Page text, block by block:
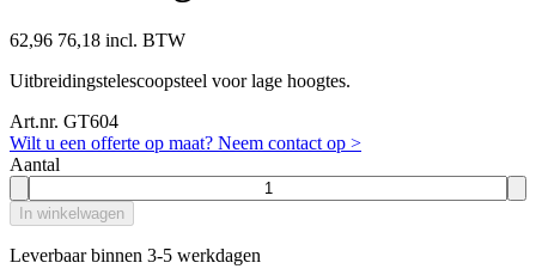
62,96 76,18 incl. BTW
Uitbreidingstelescoopsteel voor lage hoogtes.
Art.nr. GT604
Wilt u een offerte op maat? Neem contact op >
Aantal
In winkelwagen
Leverbaar binnen 3-5 werkdagen